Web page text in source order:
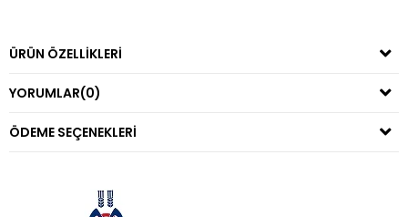
ÜRÜN ÖZELLIKLERI
YORUMLAR(0)
ÖDEME SEÇENEKLERI